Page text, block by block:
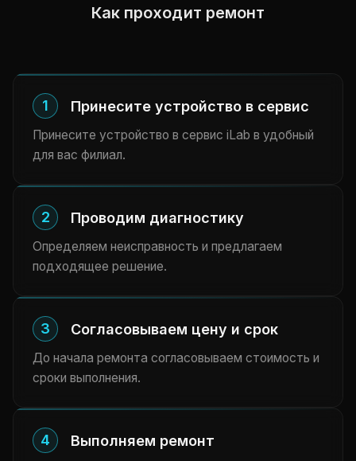
Как проходит ремонт
1 Принесите устройство в сервис
Принесите устройство в сервис iLab в удобный
для вас филиал.
2 Проводим диагностику
Определяем неисправность и предлагаем
подходящее решение.
3 Согласовываем цену и срок
До начала ремонта согласовываем стоимость и
сроки выполнения.
4 Выполняем ремонт